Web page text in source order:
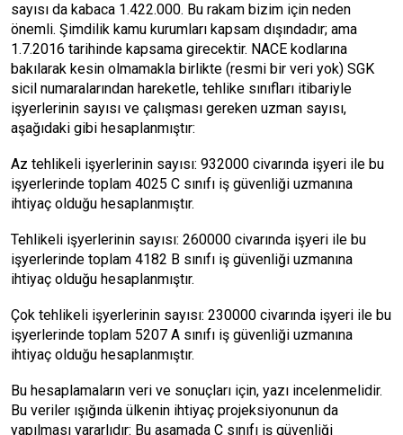
sayısı da kabaca 1.422.000. Bu rakam bizim için neden
önemli. Şimdilik kamu kurumları kapsam dışındadır; ama
1.7.2016 tarihinde kapsama girecektir. NACE kodlarına
bakılarak kesin olmamakla birlikte (resmi bir veri yok) SGK
sicil numaralarından hareketle, tehlike sınıfları itibariyle
işyerlerinin sayısı ve çalışması gereken uzman sayısı,
aşağıdaki gibi hesaplanmıştır:
Az tehlikeli işyerlerinin sayısı: 932000 civarında işyeri ile bu
işyerlerinde toplam 4025 C sınıfı iş güvenliği uzmanına
ihtiyaç olduğu hesaplanmıştır.
Tehlikeli işyerlerinin sayısı: 260000 civarında işyeri ile bu
işyerlerinde toplam 4182 B sınıfı iş güvenliği uzmanına
ihtiyaç olduğu hesaplanmıştır.
Çok tehlikeli işyerlerinin sayısı: 230000 civarında işyeri ile bu
işyerlerinde toplam 5207 A sınıfı iş güvenliği uzmanına
ihtiyaç olduğu hesaplanmıştır.
Bu hesaplamaların veri ve sonuçları için, yazı incelenmelidir.
Bu veriler ışığında ülkenin ihtiyaç projeksiyonunun da
yapılması yararlıdır: Bu aşamada C sınıfı iş güvenliği